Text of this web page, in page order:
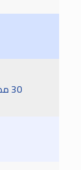
30 مضغوطة ملبسة / عبوة بلاستيكية